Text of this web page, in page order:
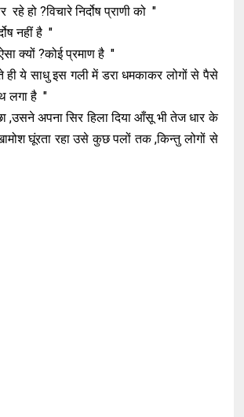
रहे हो ?विचारे निर्दोष प्राणी को "
नहीं है "
क्यों ?कोई प्रमाण है "
ये साधु इस गली में डरा धमकाकर लोगों से पैसे
लगा है "
अपना सिर हिला दिया आँसू भी तेज धार के
घूंरता रहा उसे कुछ पलों तक ,किन्तु लोगों से